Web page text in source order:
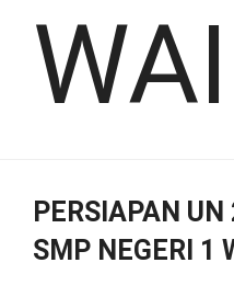
PERSIAPAN
SMP NEGERI 1